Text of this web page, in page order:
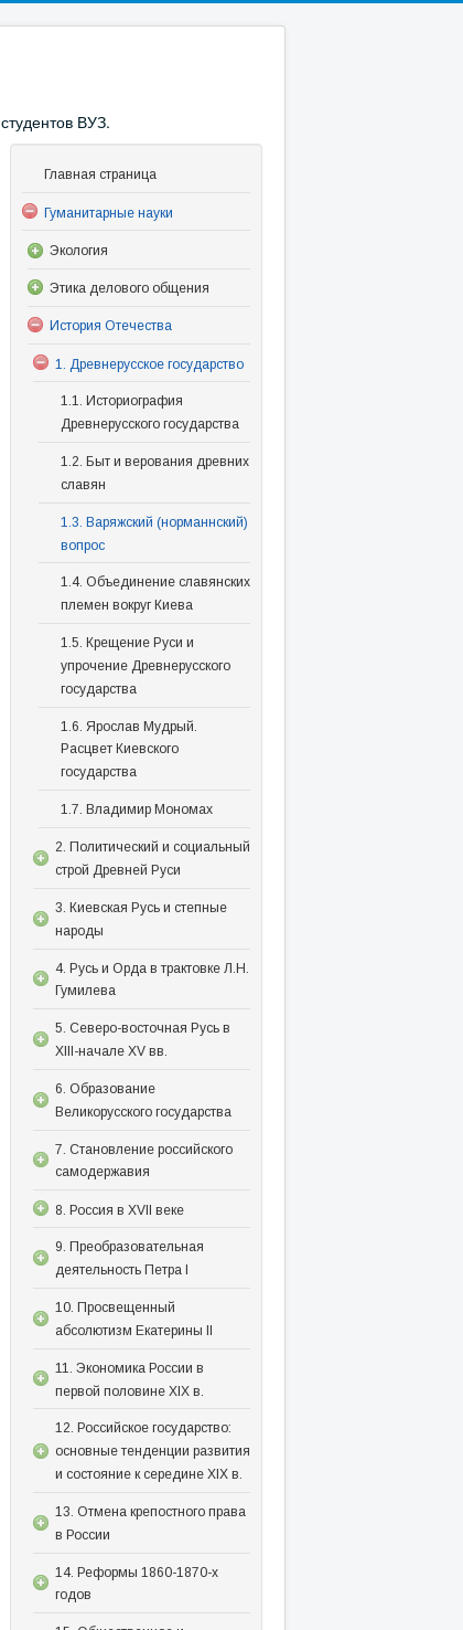
ВУЗ.
Главная страница
Гуманитарные науки
Экология
Этика делового общения
История Отечества
1. Древнерусское государство
1.1. Историография
Древнерусского государства
1.2. Быт и верования древних
славян
1.3. Варяжский (норманнский)
вопрос
1.4. Объединение славянских
племен вокруг Киева
1.5. Крещение Руси и
упрочение Древнерусского
государства
1.6. Ярослав Мудрый.
Расцвет Киевского
государства
1.7. Владимир Мономах
2. Политический и социальный
строй Древней Руси
3. Киевская Русь и степные
народы
4. Русь и Орда в трактовке Л.Н.
Гумилева
5. Северо-восточная Русь в
XIII-начале XV вв.
6. Образование
Великорусского государства
7. Становление российского
самодержавия
8. Россия в XVII веке
9. Преобразовательная
деятельность Петра I
10. Просвещенный
абсолютизм Екатерины II
11. Экономика России в
первой половине XIX в.
12. Российское государство:
основные тенденции развития
и состояние к середине XIX в.
13. Отмена крепостного права
в России
14. Реформы 1860-1870-х
годов